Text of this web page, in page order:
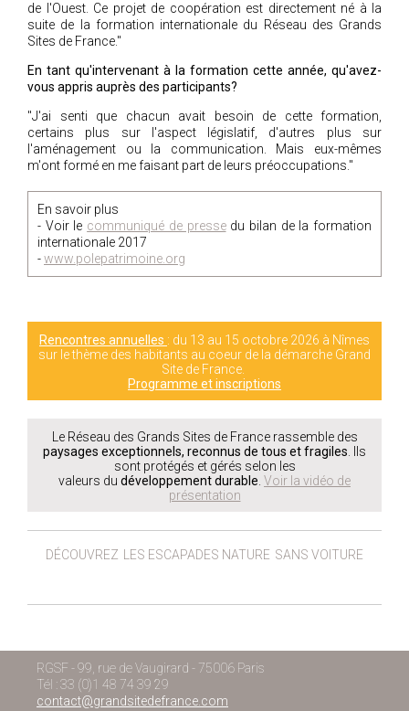
de l'Ouest. Ce projet de coopération est directement né à la
suite de la formation internationale du Réseau des Grands
Sites de France."
En tant qu'intervenant à la formation cette année, qu'avez-
vous appris auprès des participants?
"J'ai senti que chacun avait besoin de cette formation,
certains plus sur l'aspect législatif, d'autres plus sur
l'aménagement ou la communication. Mais eux-mêmes
m'ont formé en me faisant part de leurs préoccupations."
En savoir plus
- Voir le communiqué de pressedu bilan de la formation
internationale 2017
-www.polepatrimoine.org
Rencontres annuelles : du 13 au 15 octobre 2026 à Nîmes
sur le thème des habitants au coeur de la démarche Grand
Site de France.
Programme et inscriptions
Le Réseau des Grands Sites de France rassemble des
paysages exceptionnels, reconnus de tous et fragiles . Ils
sont protégés et gérés selon les
valeurs du développement durable Voir la vidéo de
présentation
DÉCOUVREZ LES ESCAPADES NATURE SANS VOITURE
RGSF - 99, rue de Vaugirard - 75006 Paris
Tél : 33 (0)1 48 74 39 29
contact@grandsitedefrance.com